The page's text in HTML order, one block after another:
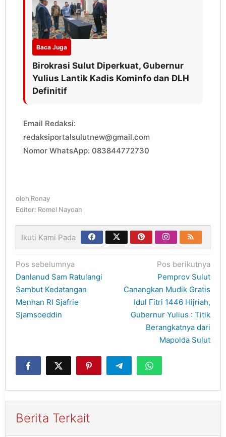
Baca Juga
Birokrasi Sulut Diperkuat, Gubernur
Yulius Lantik Kadis Kominfo dan DLH
Definitif
Email Redaksi:
redaksiportalsulutnew@gmail.com
Nomor WhatsApp: 083844772730
oleh Ronay
Editor: Romel Nayoan
Ikuti Kami Pada
Navigasi
pos
Pos sebelumnya
Danlanud Sam Ratulangi
Sambut Kedatangan
Menhan RI Sjafrie
Sjamsoeddin
Pos berikutnya
Pemprov Sulut
Canangkan Mudik Gratis
Idul Fitri 1446 Hijriah,
Gubernur Yulius : Titik
Berangkatnya dari
Mapolda Sulut
Berita Terkait